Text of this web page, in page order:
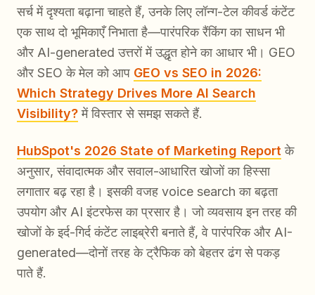
सर्च में दृश्यता बढ़ाना चाहते हैं, उनके लिए लॉन्ग-टेल कीवर्ड कंटेंट
एक साथ दो भूमिकाएँ निभाता है—पारंपरिक रैंकिंग का साधन भी
और AI-generated उत्तरों में उद्धृत होने का आधार भी। GEO
और SEO के मेल को आप GEO vs SEO in 2026:
Which Strategy Drives More AI Search
Visibility?में विस्तार से समझ सकते हैं.
HubSpot's 2026 State of Marketing Reportके
अनुसार, संवादात्मक और सवाल-आधारित खोजों का हिस्सा
लगातार बढ़ रहा है। इसकी वजह voice search का बढ़ता
उपयोग और AI इंटरफेस का प्रसार है। जो व्यवसाय इन तरह की
खोजों के इर्द-गिर्द कंटेंट लाइब्रेरी बनाते हैं, वे पारंपरिक और AI-
generated—दोनों तरह के ट्रैफिक को बेहतर ढंग से पकड़
पाते हैं.